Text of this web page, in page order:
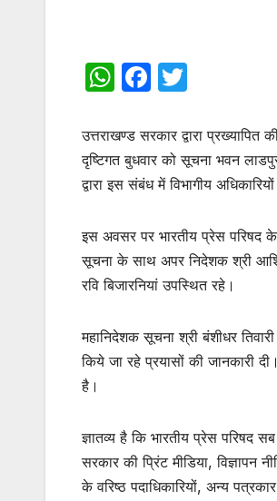
W
at
s
A
p
F
c
e
b
o
k
itt
er
उत्तराखण्ड सरकार द्वारा
दृष्टिगत बुधवार को सूचना भवन
द्वारा इस संबंध में विभागीय
इस अवसर पर भारतीय प्रेस परिषद
सूचना के साथ अपर निदेशक श्री
रवि बिजारनियां उपस्थित रहे।
महानिदेशक सूचना श्री बंशीधर
किये जा रहे प्रयासों की जानकारी
है।
ज्ञातव्य है कि भारतीय प्रेस परिषद
सरकार की प्रिंट मीडिया,
के वरिष्ठ पदाधिकारियों, अन्य